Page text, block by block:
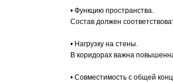
• Функцию пространства.
Состав должен
• Нагрузку на стены.
В коридорах важна
• Совместимость с общей